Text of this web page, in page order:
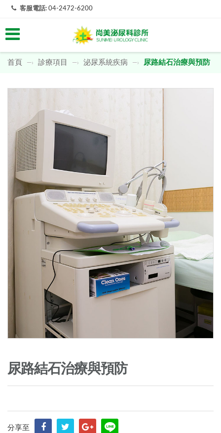
客服電話: 04-2472-6200
首頁 —› 診療項目 —› 泌尿系統疾病 —› 尿路結石治療與預防
尿路結石治療與預防
分享至